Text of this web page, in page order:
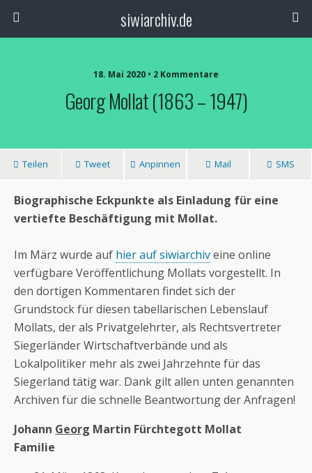
siwiarchiv.de
18. Mai 2020 • 2 Kommentare
Georg Mollat (1863 – 1947)
Teilen Tweet Anpinnen Mail SMS
Biographische Eckpunkte als Einladung für eine
vertiefte Beschäftigung mit Mollat.
Im März wurde auf hier auf siwiarchiveine online
verfügbare Veröffentlichung Mollats vorgestellt. In
den dortigen Kommentaren findet sich der
Grundstock für diesen tabellarischen Lebenslauf
Mollats, der als Privatgelehrter, als Rechtsvertreter
Siegerländer Wirtschaftverbände und als
Lokalpolitiker mehr als zwei Jahrzehnte für das
Siegerland tätig war. Dank gilt allen unten genannten
Archiven für die schnelle Beantwortung der Anfragen!
Johann Georg Martin Fürchtegott Mollat
Familie